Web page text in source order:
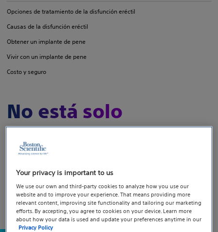
Opciones de tratamiento de la disfunción eréctil
Causas de la disfunción eréctil
Obtener un implante de pene
Vivir con un implante de pene
Costo y seguro
No está solo
reales como usted. Lea las respuestas de John a las
busca, comuníquese con John.
Vea el perfil de John
Your privacy is important to us
We use our own and third-party cookies to analyze how you use our
website and to improve your experience. That means providing more
relevant content, improving site functionality and tailoring our marketing
efforts. By accepting, you agree to cookies on your device. Learn more
about how your data is used and update your preferences anytime in our
Privacy Policy